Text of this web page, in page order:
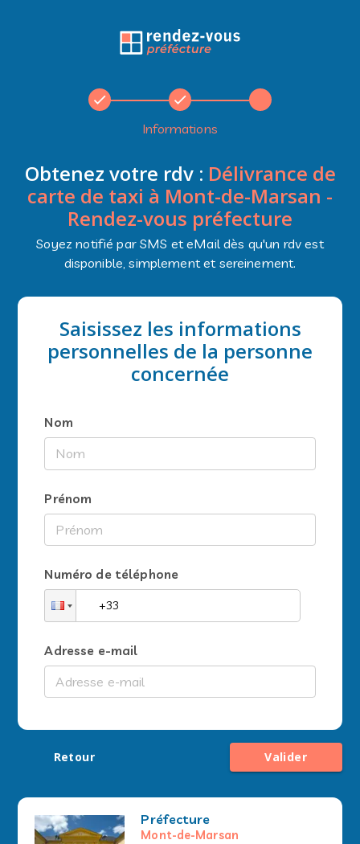
Obtenez votre rdv : Délivrance de
carte de taxi à Mont-de-Marsan -
Rendez-vous préfecture
Soyez notifié par SMS et eMail dès qu'un rdv est
disponible, simplement et sereinement.
Saisissez les informations
personnelles de la personne
concernée
Nom
Prénom
Numéro de téléphone
Adresse e-mail
Retour Valider
Préfecture
Mont-de-Marsan
Informations